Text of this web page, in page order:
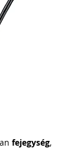
fejegység,